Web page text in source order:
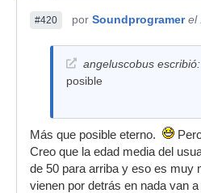
#420 por Soundprogramer el
angeluscobus escribió:
posible
Más que posible eterno.
Creo que la edad media del
de 50 para arriba y eso es muy
vienen por detrás en nada van